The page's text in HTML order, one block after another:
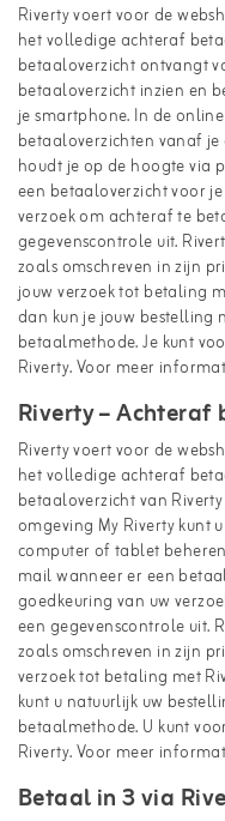
Riverty voert voor de
het volledige achteraf
betaaloverzicht ontvangt
betaaloverzicht inzien en
je smartphone. In de
betaaloverzichten vanaf
houdt je op de hoogte via
een betaaloverzicht voor
verzoek om achteraf te
gegevenscontrole uit.
zoals omschreven in zijn
jouw verzoek tot betaling
dan kun je jouw bestelling
betaalmethode. Je kunt
Riverty. Voor meer
Riverty –
Riverty voert voor de
het volledige achteraf
betaaloverzicht van
omgeving My Riverty kunt
computer of tablet
mail wanneer er een
goedkeuring van uw
een gegevenscontrole uit.
zoals omschreven in zijn
verzoek tot betaling met
kunt u natuurlijk uw
betaalmethode. U kunt
Riverty. Voor meer
Betaal in 3 via